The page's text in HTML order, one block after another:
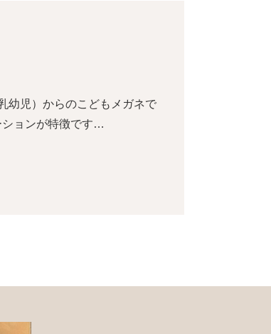
幼児）からのこどもメガネで
ションが特徴です…